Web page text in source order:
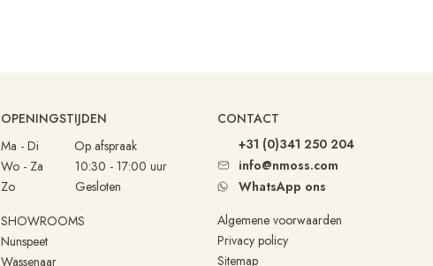
OPENINGSTIJDEN
Ma - Di Op afspraak
Wo - Za 10:30 - 17:00 uur
Zo Gesloten
SHOWROOMS
Nunspeet
Wassenaar
CONTACT
+31 (0)341 250 204
info@nmoss.com
WhatsApp ons
Algemene voorwaarden
Privacy policy
Sitemap